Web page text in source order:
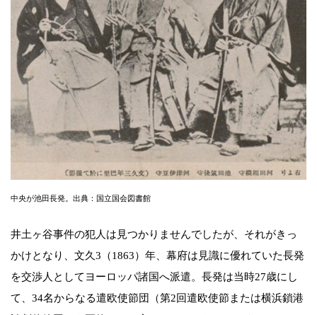
中央が池田長発。出典：国立国会図書館
井土ヶ谷事件の犯人は見つかりませんでしたが、それがきっ
かけとなり、文久3（1863）年、幕府は見識に優れていた長発
を交渉人としてヨーロッパ諸国へ派遣。長発は当時27歳にし
て、34名からなる遣欧使節団（第2回遣欧使節または横浜鎖港